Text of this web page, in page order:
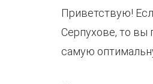
Приветствую!
Серпухове, то вы
самую